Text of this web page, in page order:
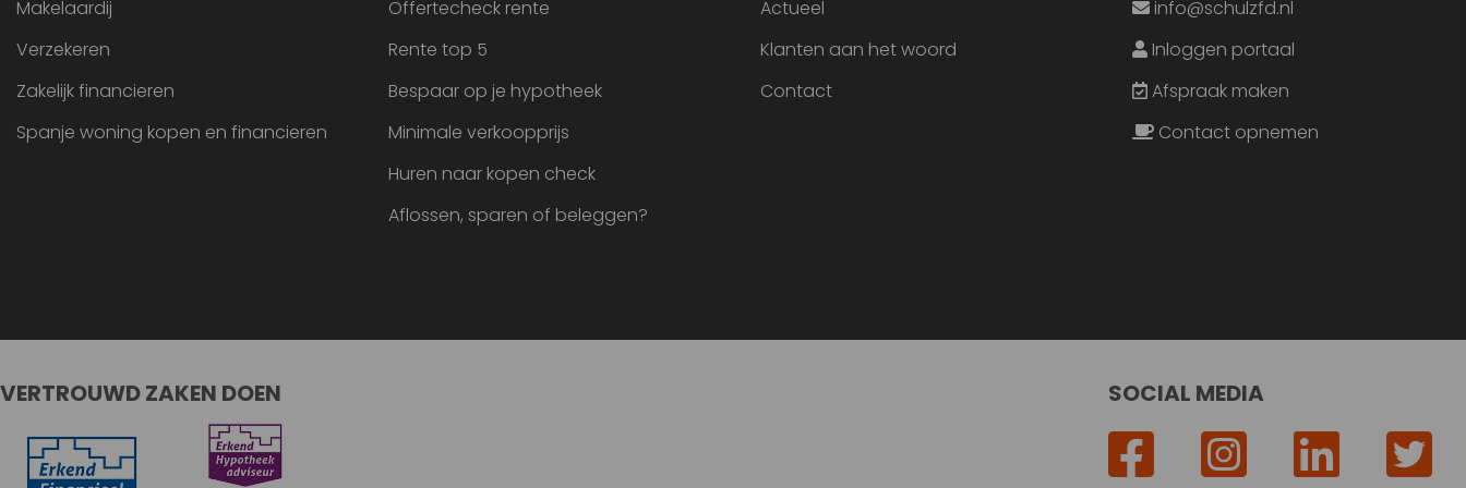
Makelaardij
Verzekeren
Zakelijk financieren
Spanje woning kopen en financieren
Offertecheck rente
Rente top 5
Bespaar op je hypotheek
Minimale verkoopprijs
Huren naar kopen check
Aflossen, sparen of beleggen?
Actueel
Klanten aan het woord
Contact
info@schulzfd.nl
Inloggen portaal
Afspraak maken
Contact opnemen
VERTROUWD ZAKEN DOEN SOCIAL MEDIA